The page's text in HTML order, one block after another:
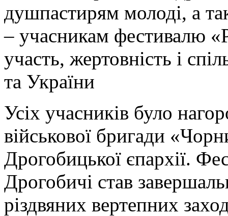
душпастирям молоді, а
– учасникам фестивалю
участь, жертовність і
та України
Усіх учасників було
військової бригади
Дрогобицької єпархії.
Дрогобичі став
різдвяних вертепних